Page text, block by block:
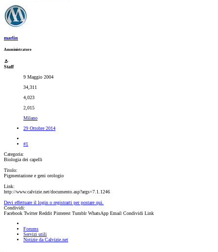
marlin
Amministratore
Staff
9 Maggio 2004
34,311
4,023
2,015
Milano
29 Ottobre 2014
#1
Categoria:
Biologia dei capelli
Titolo:
Pigmentazione e geni orologio
Link:
http://www.calvizie.net/documento.asp?args=7.1.1246
Devi effettuare il login o registrarti per postare qui.
Condividi:
Facebook Twitter Reddit Pinterest Tumblr WhatsApp Email Condividi Link
Forums
Servizi utili
Notizie da Calvizie.net